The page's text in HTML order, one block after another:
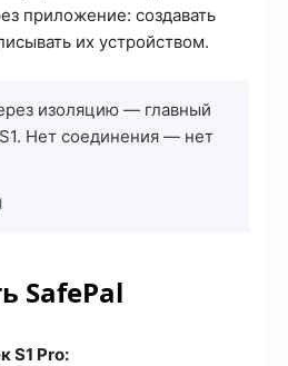
приложение: создавать
их устройством.
изоляцию — главный
Нет соединения — нет
SafePal
S1 Pro: